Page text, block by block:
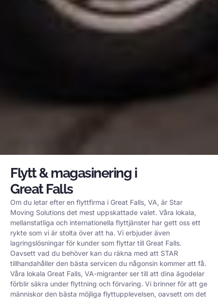
Flytt & magasinering i
Great Falls
Om du letar efter en flyttfirma i Great Falls, VA, är Star
Moving Solutions det mest uppskattade valet. Våra lokala,
mellanstatliga och internationella flyttjänster har gett oss ett
rykte som vi är stolta över att ha. Vi erbjuder även
lagringslösningar för kunder som flyttar till Great Falls.
Oavsett vad du behöver kan du räkna med att STAR
tillhandahåller den bästa servicen du någonsin kommer att få.
Våra lokala Great Falls, VA-migranter ser till att dina ägodelar
förblir säkra under flyttning och förvaring. Vi brinner för att ge
människor den bästa möjliga flyttupplevelsen, oavsett om det